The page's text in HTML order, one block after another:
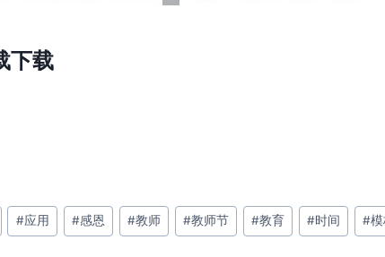
下载
#应用 #感恩 #教师 #教师节 #教育 #时间 #模